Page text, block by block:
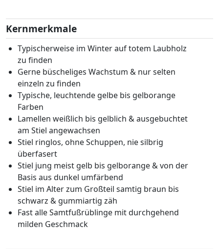
Kernmerkmale
Typischerweise im Winter auf totem Laubholz
zu finden
Gerne büscheliges Wachstum & nur selten
einzeln zu finden
Typische, leuchtende gelbe bis gelborange
Farben
Lamellen weißlich bis gelblich & ausgebuchtet
am Stiel angewachsen
Stiel ringlos, ohne Schuppen, nie silbrig
überfasert
Stiel jung meist gelb bis gelborange & von der
Basis aus dunkel umfärbend
Stiel im Alter zum Großteil samtig braun bis
schwarz & gummiartig zäh
Fast alle Samtfußrüblinge mit durchgehend
milden Geschmack